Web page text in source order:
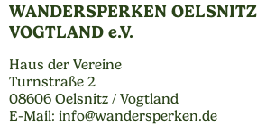
WANDERSPERKEN
VOGTLAND e.V.
Haus der Vereine
Turnstraße 2
08606 Oelsnitz / Vogtland
E-Mail: info@wandersperken.de